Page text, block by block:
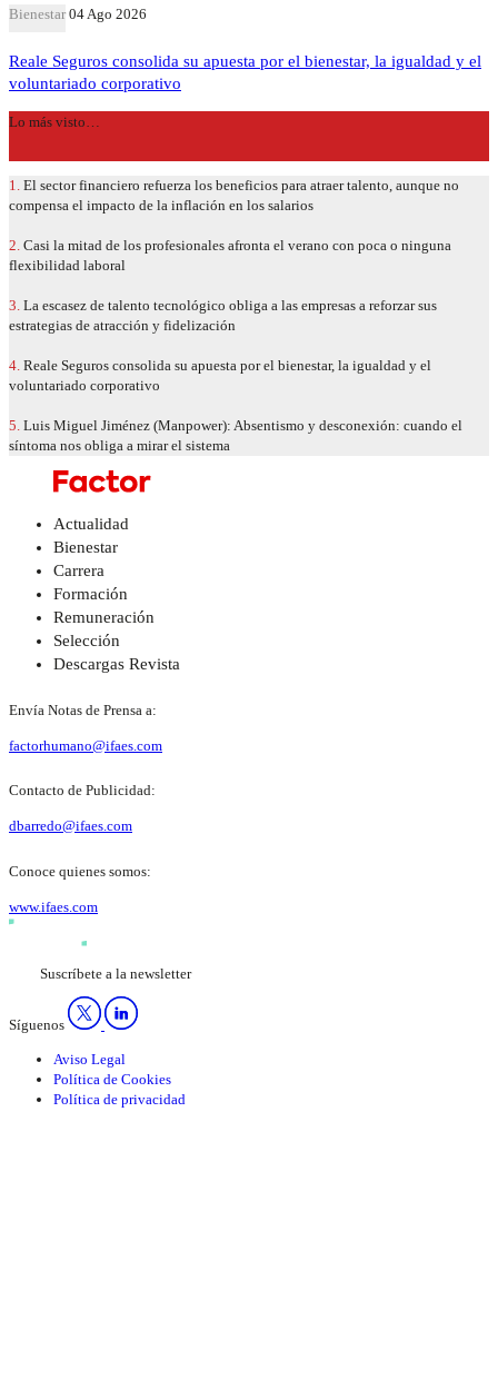
Bienestar 04 Ago 2026
Reale Seguros consolida su apuesta por el bienestar, la igualdad y el
voluntariado corporativo
Lo más visto…
1. El sector financiero refuerza los beneficios para atraer talento, aunque no
compensa el impacto de la inflación en los salarios
2. Casi la mitad de los profesionales afronta el verano con poca o ninguna
flexibilidad laboral
3. La escasez de talento tecnológico obliga a las empresas a reforzar sus
estrategias de atracción y fidelización
4. Reale Seguros consolida su apuesta por el bienestar, la igualdad y el
voluntariado corporativo
5. Luis Miguel Jiménez (Manpower): Absentismo y desconexión: cuando el
síntoma nos obliga a mirar el sistema
Actualidad
Bienestar
Carrera
Formación
Remuneración
Selección
Descargas Revista
Envía Notas de Prensa a:
factorhumano@ifaes.com
Contacto de Publicidad:
dbarredo@ifaes.com
Conoce quienes somos:
www.ifaes.com
Suscríbete a la newsletter
Síguenos
Aviso Legal
Política de Cookies
Política de privacidad